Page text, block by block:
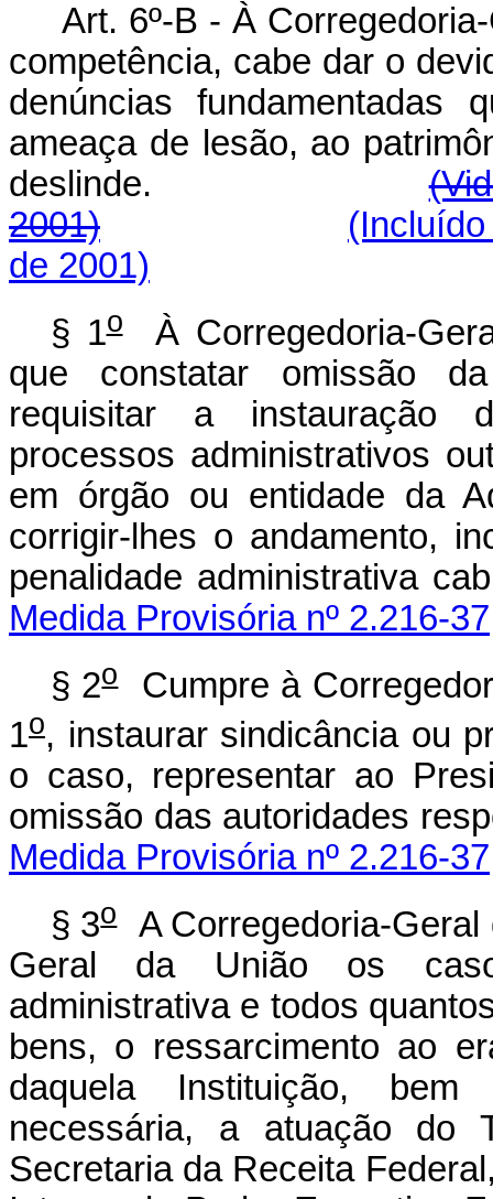
Art. 6º-B -À
competência, cabe dar o
denúncias fundamentadas
ameaça de lesão, ao
deslinde.
2001)
de 2001)
§ 1oÀ Corregedoria-
que constatar omissão
requisitar a instauração
processos administrativos
em órgão ou entidade da
corrigir-lhes o andamento,
penalidade
Medida Provisória nº 2.216-
§ 2oCumpre à
1o, instaurar sindicância ou
o caso, representar ao
omissão das
Medida Provisória nº 2.216-
§ 3oA Corregedoria-Geral
Geral da União os
administrativa e todos
bens, o ressarcimento ao
daquela Instituição,
necessária, a atuação do
Secretaria da Receita